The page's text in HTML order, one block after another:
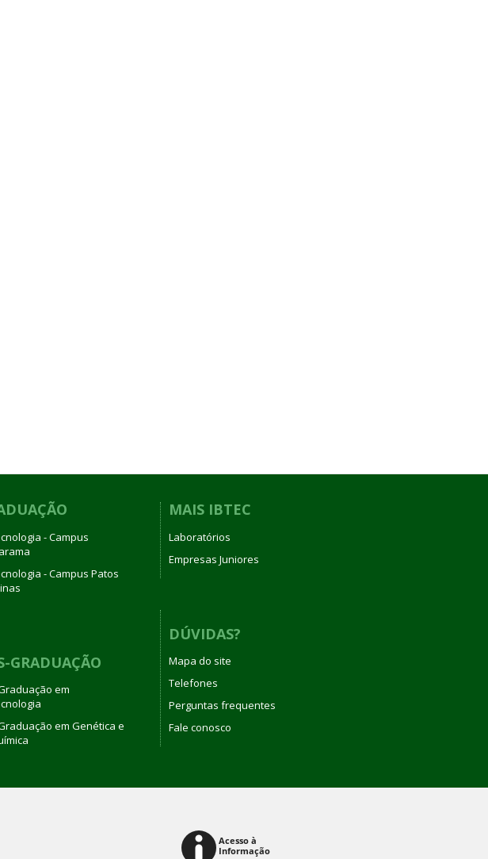
- Campus
- Campus Patos
GRADUAÇÃO
em
em Genética e
MAIS IBTEC
Laboratórios
Empresas Juniores
DÚVIDAS?
Mapa do site
Telefones
Perguntas frequentes
Fale conosco